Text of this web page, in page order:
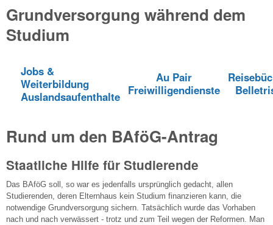
Grundversorgung während dem
Studium
Jobs &
Weiterbildung
Auslandsaufenthalte
Au Pair
Freiwilligendienste
Rund um den BAföG-Antrag
Staatliche Hilfe für Studierende
Das BAföG soll, so war es jedenfalls ursprünglich gedacht, allen
Studierenden, deren Elternhaus kein Studium finanzieren kann, die
notwendige Grundversorgung sichern. Tatsächlich wurde das Vorhaben
nach und nach verwässert - trotz und zum Teil wegen der Reformen. Man